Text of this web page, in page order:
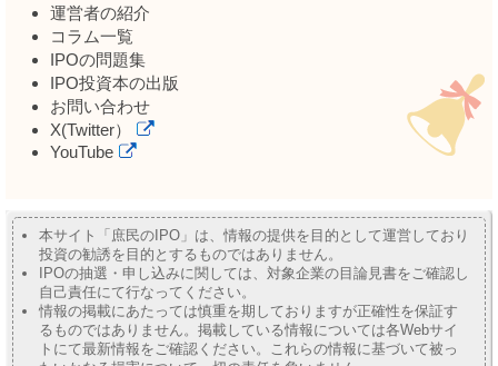
運営者の紹介
コラム一覧
IPOの問題集
IPO投資本の出版
お問い合わせ
X(Twitter）
YouTube
本サイト「庶民のIPO」は、情報の提供を目的として運営しており
投資の勧誘を目的とするものではありません。
IPOの抽選・申し込みに関しては、対象企業の目論見書をご確認し
自己責任にて行なってください。
情報の掲載にあたっては慎重を期しておりますが正確性を保証す
るものではありません。掲載している情報については各Webサイ
トにて最新情報をご確認ください。これらの情報に基づいて被っ